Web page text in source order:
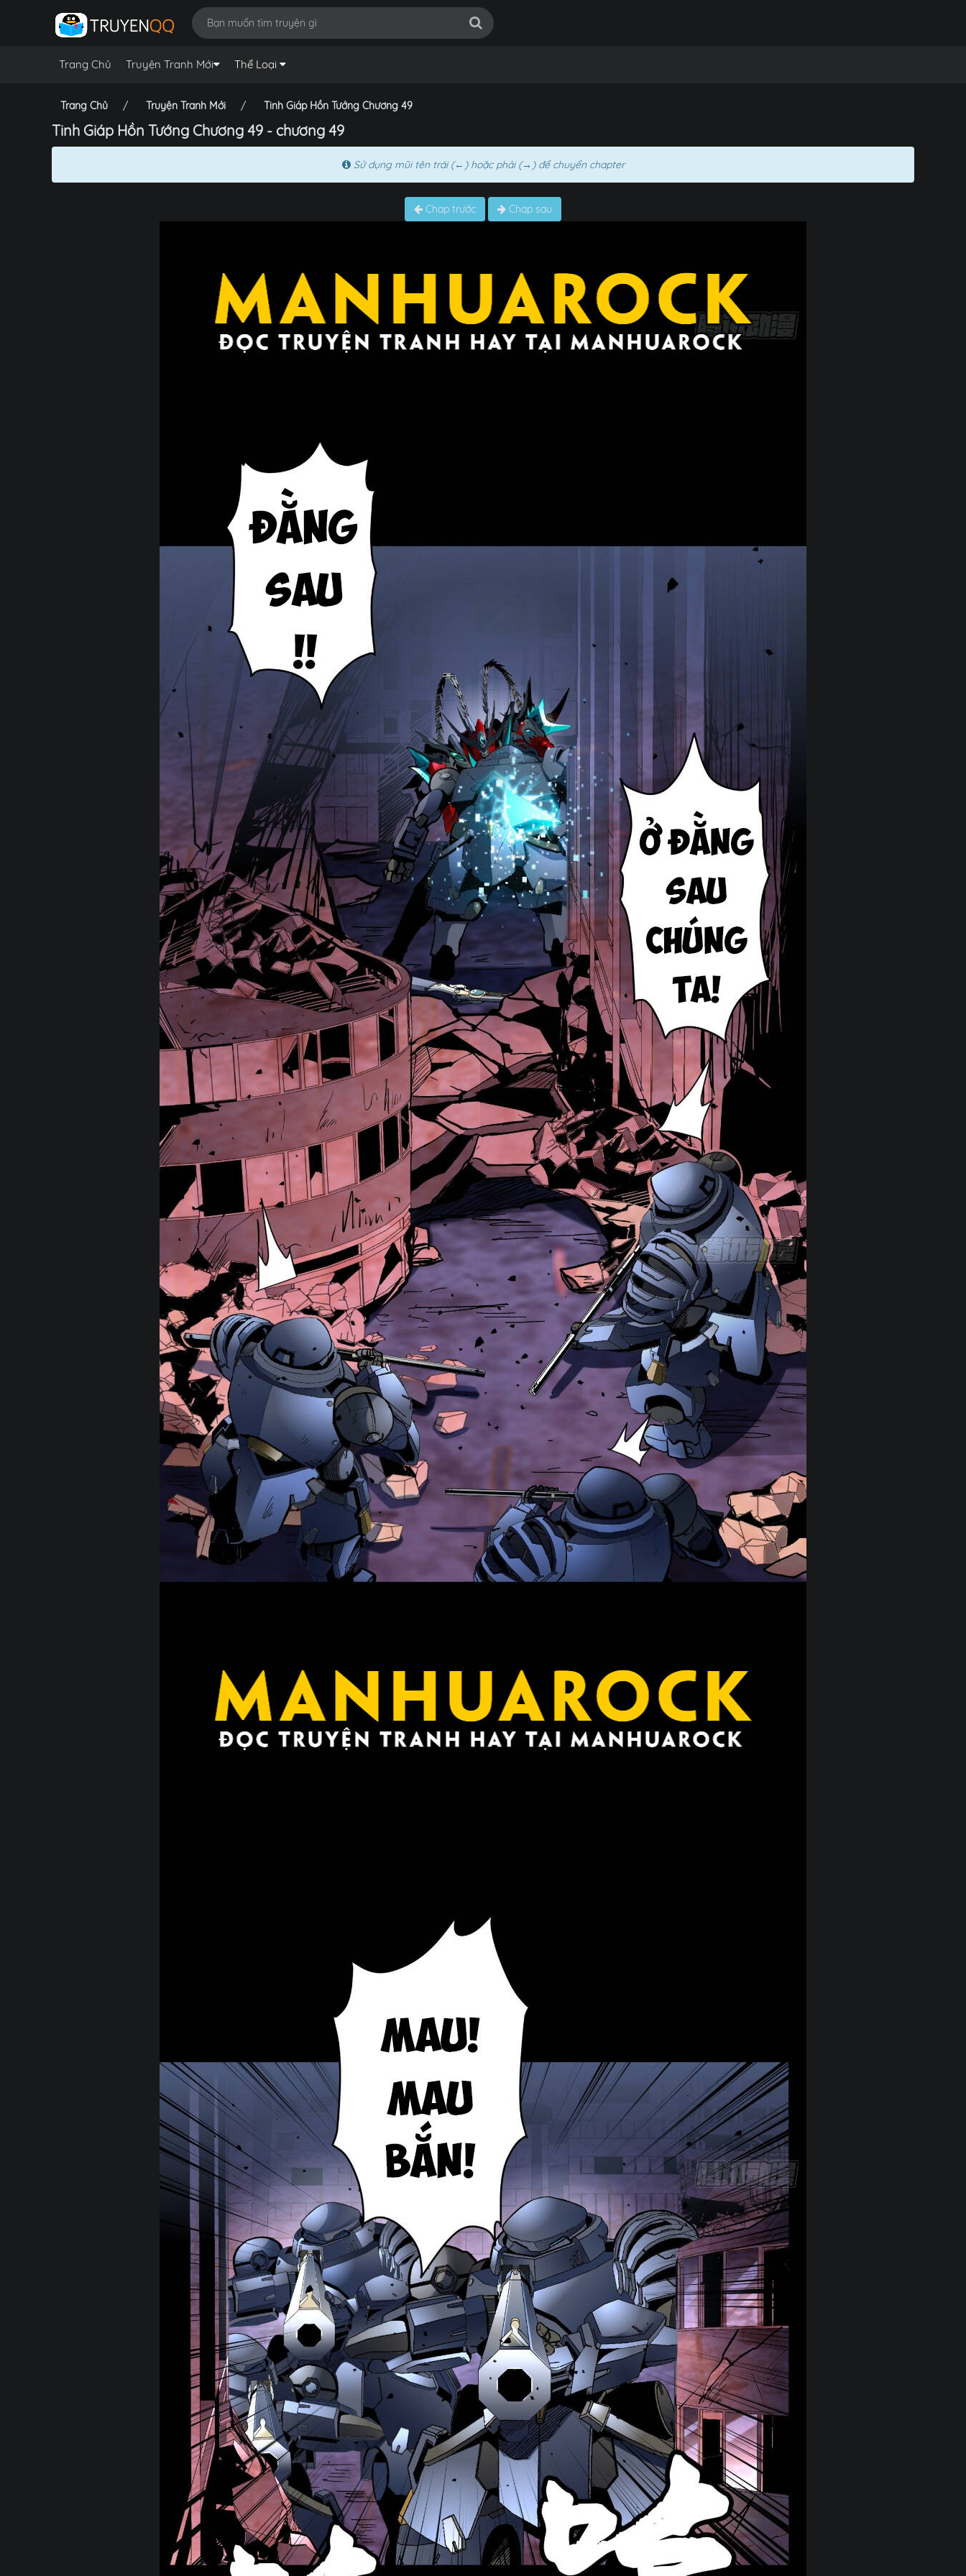
Trang Chủ Truyện Tranh Mới Thể Loại
Trang Chủ Truyện Tranh Mới Tinh Giáp Hồn Tướng Chương 49
Tinh Giáp Hồn Tướng Chương 49 - chương 49
Sử dụng mũi tên trái (←) hoặc phải (→) để chuyển chapter
Chap trước Chap sau